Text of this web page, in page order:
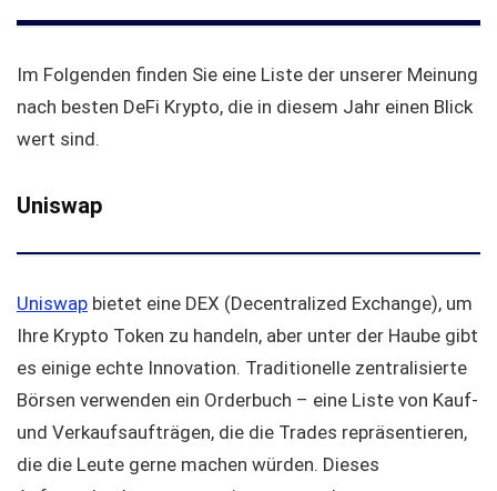
Im Folgenden finden Sie eine Liste der unserer Meinung
nach besten DeFi Krypto, die in diesem Jahr einen Blick
wert sind.
Uniswap
Uniswap bietet eine DEX (Decentralized Exchange), um
Ihre Krypto Token zu handeln, aber unter der Haube gibt
es einige echte Innovation. Traditionelle zentralisierte
Börsen verwenden ein Orderbuch – eine Liste von Kauf-
und Verkaufsaufträgen, die die Trades repräsentieren,
die die Leute gerne machen würden. Dieses